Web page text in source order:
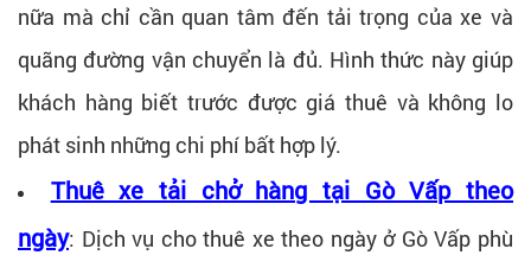
nữa mà chỉ cần quan tâm đến tải trọng của xe và
quãng đường vận chuyển là đủ. Hình thức này giúp
khách hàng biết trước được giá thuê và không lo
phát sinh những chi phí bất hợp lý.
Thuê xe tải chở hàng tại Gò Vấp theo
ngày: Dịch vụ cho thuê xe theo ngày ở Gò Vấp phù